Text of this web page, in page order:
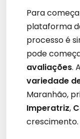
Para
plataforma
processo é
pode
avaliações.
variedade
Maranhão,
Imperatriz,
crescimento.